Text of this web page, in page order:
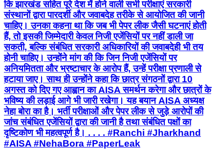
कि झारखंड सहित पूरे देश में होने वाली सभी परीक्षाएं सरकारी
संस्थानों द्वारा पारदर्शी और जवाबदेह तरीके से आयोजित की जानी
चाहिए। उनका कहना था कि जब भी पेपर लीक जैसी घटनाएं होती
हैं, तो इसकी जिम्मेदारी केवल निजी एजेंसियों पर नहीं डाली जा
सकती, बल्कि संबंधित सरकारी अधिकारियों की जवाबदेही भी तय
होनी चाहिए। उन्होंने मांग की कि जिन निजी एजेंसियों पर
अनियमितता और भ्रष्टाचार के आरोप हैं, उन्हें परीक्षा प्रणाली से
हटाया जाए। साथ ही उन्होंने कहा कि छात्र संगठनों द्वारा 10
अगस्त को दिए गए आह्वान का AISA समर्थन करेगा और छात्रों के
भविष्य की लड़ाई आगे भी जारी रखेगा। यह बयान AISA अध्यक्ष
नेहा बोरा का है। भर्ती परीक्षाओं और पेपर लीक से जुड़े आरोपों की
जांच संबंधित एजेंसियों द्वारा की जानी है तथा संबंधित पक्षों का
दृष्टिकोण भी महत्वपूर्ण है। . . . . #Ranchi #Jharkhand
#AISA #NehaBora #PaperLeak